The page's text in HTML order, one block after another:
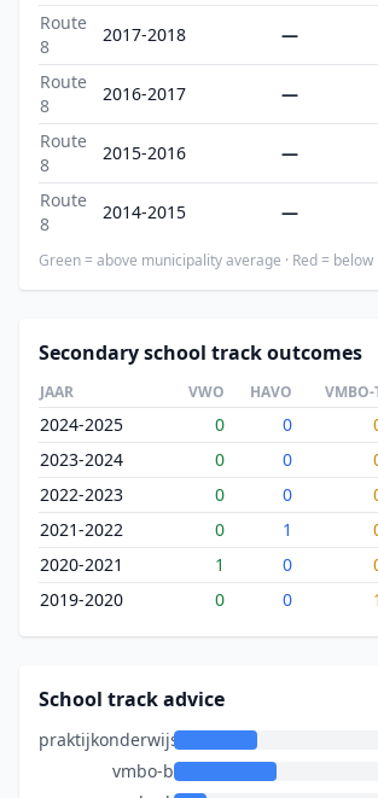
Route
8
2017-2018 —
Route
8
2016-2017 —
Route
8
2015-2016 —
Route
8
2014-2015 —
Green = above municipality average · Red = below
Secondary school track outcomes
JAAR VWO HAVO VMBO-
2024-2025 0 0
2023-2024
0 0
2022-2023
0 0
2021-2022
0 1
2020-2021
1 0
2019-2020
0 0 1
School track advice
praktijkonderwijs
vmbo-b